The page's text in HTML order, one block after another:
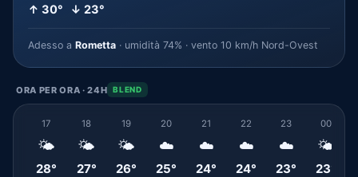
↑ 30° ↓ 23°
Adesso a Rometta · umidità 74% · vento 10 km/h Nord-Ovest
ORA PER ORA · 24H BLEND
17
🌤️
28°
18
🌤️
27°
19
🌤️
26°
20
☁️
25°
21
☁️
24°
22
☁️
24°
23
☁️
23°
00
🌤️
23°